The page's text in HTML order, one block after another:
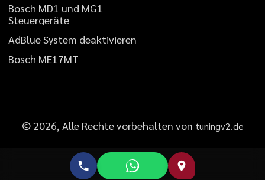
Bosch MD1 und MG1
Steuergeräte
AdBlueSystem deaktivieren
Bosch ME17MT
© 2026, Alle Rechte vorbehalten von tuningv2.de